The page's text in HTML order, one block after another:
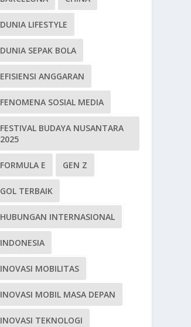
DUNIA LIFESTYLE
DUNIA SEPAK BOLA
EFISIENSI ANGGARAN
FENOMENA SOSIAL MEDIA
FESTIVAL BUDAYA NUSANTARA
2025
FORMULA E GEN Z
GOL TERBAIK
HUBUNGAN INTERNASIONAL
INDONESIA
INOVASI MOBILITAS
INOVASI MOBIL MASA DEPAN
INOVASI TEKNOLOGI